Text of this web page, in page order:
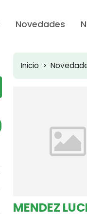
Novedades
Inicio
MENDEZ